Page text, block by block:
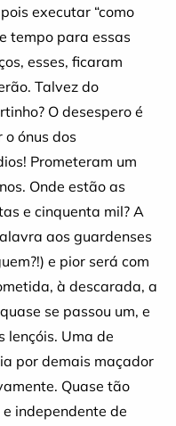
executar “como
tempo para essas
esses, ficaram
Talvez do
O desespero é
ónus dos
Prometeram um
Onde estão as
e cinquenta mil? A
aos guardenses
e pior será com
à descarada, a
se passou um, e
lençóis. Uma de
por demais maçador
Quase tão
independente de